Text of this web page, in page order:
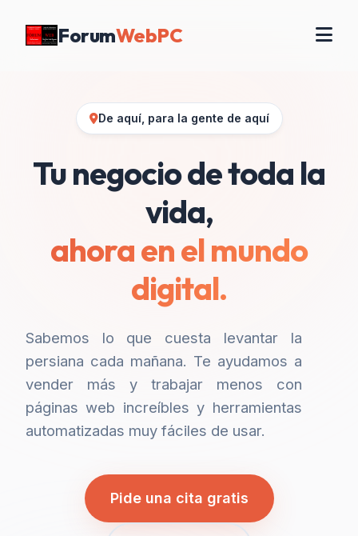
ForumWebPC
De aquí, para la gente de aquí
Tu negocio de toda la
vida,
ahora en el mundo
digital.
Sabemos lo que cuesta levantar la
persiana cada mañana. Te ayudamos a
vender más y trabajar menos con
páginas web increíbles y herramientas
automatizadas muy fáciles de usar.
Pide una cita gratis